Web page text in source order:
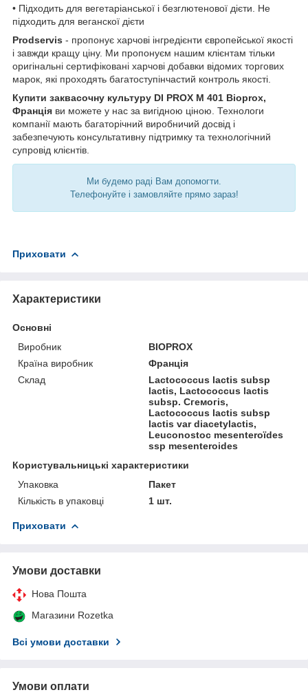
• Підходить для вегетаріанської і безглютенової дієти. Не
підходить для веганскої дієти
Prodservis - пропонує харчові інгредієнти європейської якості
і завжди кращу ціну. Ми пропонуєм нашим клієнтам тільки
оригінальні сертифіковані харчові добавки відомих торгових
марок, які проходять багатоступінчастий контроль якості.
Купити заквасочну культуру DI PROX М 401 Bioprox,
Франція ви можете у нас за вигідною ціною. Технологи
компанії мають багаторічний виробничий досвід і
забезпечують консультативну підтримку та технологічний
супровід клієнтів.
Ми будемо раді Вам допомогти.
Телефонуйте і замовляйте прямо зараз!
Приховати
Характеристики
Основні
Виробник
BIOPROX
Країна виробник
Франція
Склад
Lactococcus lactis subsp
lactis, Lactococcus lactis
subsp. Сгемогіѕ,
Lactococcus lactis subsp
lactis var diacetylactis,
Leuconostoc mesenteroïdes
ssp mesenteroides
Користувальницькі характеристики
Упаковка
Пакет
Кількість в упаковці
1 шт.
Приховати
Умови доставки
Нова Пошта
Магазини Rozetka
Всі умови доставки
Умови оплати